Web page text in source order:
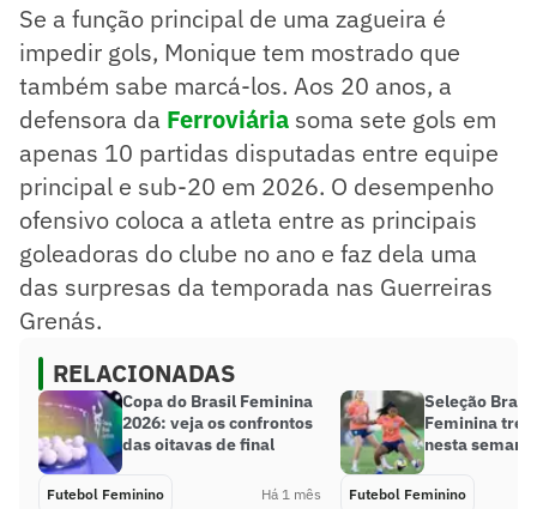
Se a função principal de uma zagueira é
impedir gols, Monique tem mostrado que
também sabe marcá-los. Aos 20 anos, a
defensora da Ferroviária soma sete gols em
apenas 10 partidas disputadas entre equipe
principal e sub-20 em 2026. O desempenho
ofensivo coloca a atleta entre as principais
goleadoras do clube no ano e faz dela uma
das surpresas da temporada nas Guerreiras
Grenás.
RELACIONADAS
Copa do Brasil Feminina
2026: veja os confrontos
das oitavas de final
Futebol Feminino Há 1 mês
Seleção
Feminina
nesta semana
Futebol Feminino